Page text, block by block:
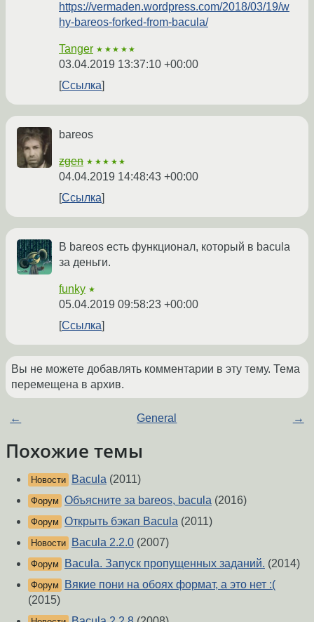
https://vermaden.wordpress.com/2018/03/19/w
hy-bareos-forked-from-bacula/
Tanger ★★★★★
03.04.2019 13:37:10 +00:00
Ссылка
bareos
zgen ★★★★★
04.04.2019 14:48:43 +00:00
Ссылка
В bareos есть функционал, который в bacula
за деньги.
funky ★
05.04.2019 09:58:23 +00:00
Ссылка
Вы не можете добавлять комментарии в эту тему. Тема
перемещена в архив.
← General →
Похожие темы
Новости Bacula (2011)
Форум Объясните за bareos, bacula (2016)
Форум Открыть бэкап Bacula (2011)
Новости Bacula 2.2.0 (2007)
Форум Bacula. Запуск пропущенных заданий. (2014)
Форум
Вякие пони на обоях формат, а это нет :(
(2015)